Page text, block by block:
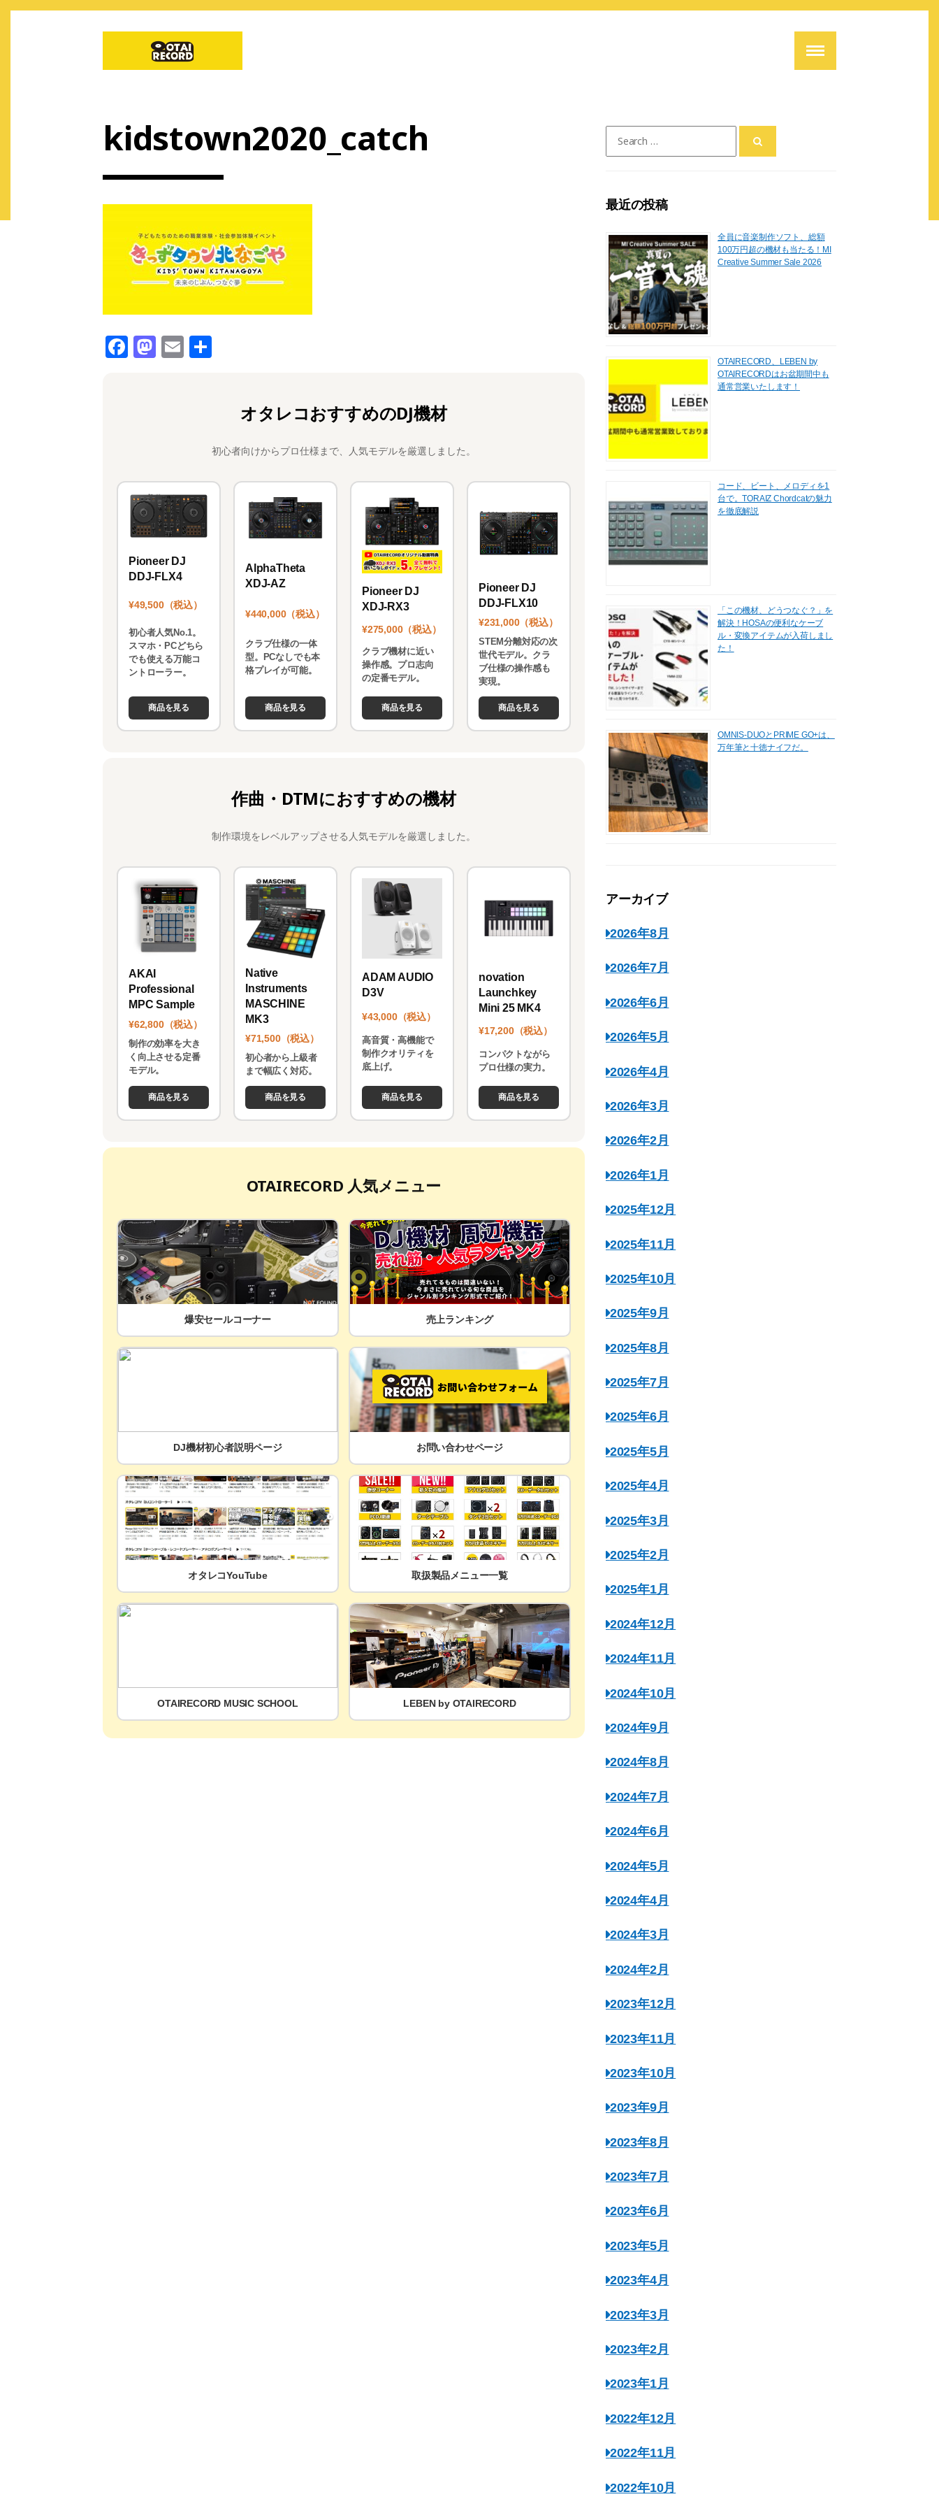
kidstown2020_catch
F
o
k
M
n
E
オタレコおすすめのDJ機材
初心者向けからプロ仕様まで、人気モデルを厳選しました。
Pioneer DJ
DDJ-FLX4
¥49,500（税込）
初心者人気No.1。
スマホ・PCどちら
でも使える万能コ
ントローラー。
商品を見る
AlphaTheta
XDJ-AZ
¥440,000（税込）
クラブ仕様の一体
型。PCなしでも本
格プレイが可能。
商品を見る
Pioneer DJ
XDJ-RX3
¥275,000（税込）
クラブ機材に近い
操作感。プロ志向
の定番モデル。
商品を見る
Pioneer DJ
DDJ-FLX10
¥231,000（税込）
STEM分離対応の次
世代モデル。クラ
ブ仕様の操作感も
実現。
商品を見る
作曲・DTMにおすすめの機材
制作環境をレベルアップさせる人気モデルを厳選しました。
AKAI
Professional
MPC Sample
¥62,800（税込）
制作の効率を大き
く向上させる定番
モデル。
商品を見る
Native
Instruments
MASCHINE
MK3
¥71,500（税込）
初心者から上級者
まで幅広く対応。
商品を見る
ADAM AUDIO
D3V
¥43,000（税込）
高音質・高機能で
制作クオリティを
底上げ。
商品を見る
novation
Launchkey
Mini 25 MK4
¥17,200（税込）
コンパクトながら
プロ仕様の実力。
商品を見る
OTAIRECORD 人気メニュー
爆安セールコーナー 売上ランキング
DJ機材初心者説明ページ お問い合わせページ
オタレコYouTube 取扱製品メニュー一覧
OTAIRECORD MUSIC SCHOOL LEBEN by OTAIRECORD
for:
最近の投稿
全員に音楽制作ソフト、総額
100万円超の機材も当たる！MI
Creative Summer Sale 2026
OTAIRECORD、LEBEN by
OTAIRECORDはお盆期間中も
通常営業いたします！
コード、ビート、メロディを1
台で。TORAIZ Chordcatの魅力
を徹底解説
「この機材、どうつなぐ？」を
解決！HOSAの便利なケーブ
ル・変換アイテムが入荷しまし
た！
OMNIS-DUOとPRIME GO+は、
万年筆と十徳ナイフだ。
アーカイブ
2026年8月
2026年7月
2026年6月
2026年5月
2026年4月
2026年3月
2026年2月
2026年1月
2025年12月
2025年11月
2025年10月
2025年9月
2025年8月
2025年7月
2025年6月
2025年5月
2025年4月
2025年3月
2025年2月
2025年1月
2024年12月
2024年11月
2024年10月
2024年9月
2024年8月
2024年7月
2024年6月
2024年5月
2024年4月
2024年3月
2024年2月
2023年12月
2023年11月
2023年10月
2023年9月
2023年8月
2023年7月
2023年6月
2023年5月
2023年4月
2023年3月
2023年2月
2023年1月
2022年12月
2022年11月
2022年10月